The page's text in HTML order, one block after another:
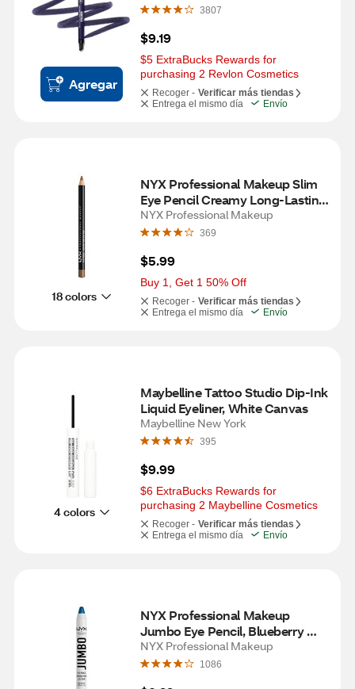
Agregar
3807
$9.19
$5 ExtraBucks Rewards for
purchasing 2 Revlon Cosmetics
Recoger - Verificar más tiendas
Entrega el mismo día
Envío
18 colors
NYX Professional Makeup Slim
Eye Pencil Creamy Long-Lasting
Eyeliner, Light Brown
NYX Professional Makeup
369
$5.99
Buy 1, Get 1 50% Off
Recoger - Verificar más tiendas
Entrega el mismo día
Envío
4 colors
Maybelline Tattoo Studio Dip-Ink
Liquid Eyeliner, White Canvas
Maybelline New York
395
$9.99
$6 ExtraBucks Rewards for
purchasing 2 Maybelline Cosmetics
Recoger - Verificar más tiendas
Entrega el mismo día
Envío
NYX Professional Makeup
Jumbo Eye Pencil, Blueberry
Pop
NYX Professional Makeup
1086